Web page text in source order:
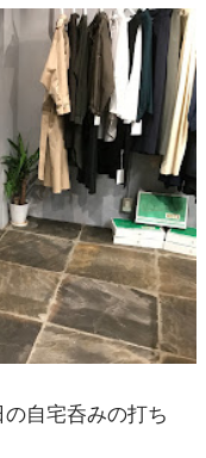
自宅呑みの打ち